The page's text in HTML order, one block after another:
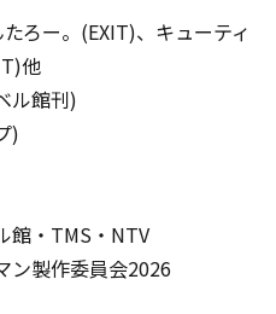
。(EXIT)、キューティ
他
ル館刊)
)
館・TMS・NTV
ン製作委員会2026